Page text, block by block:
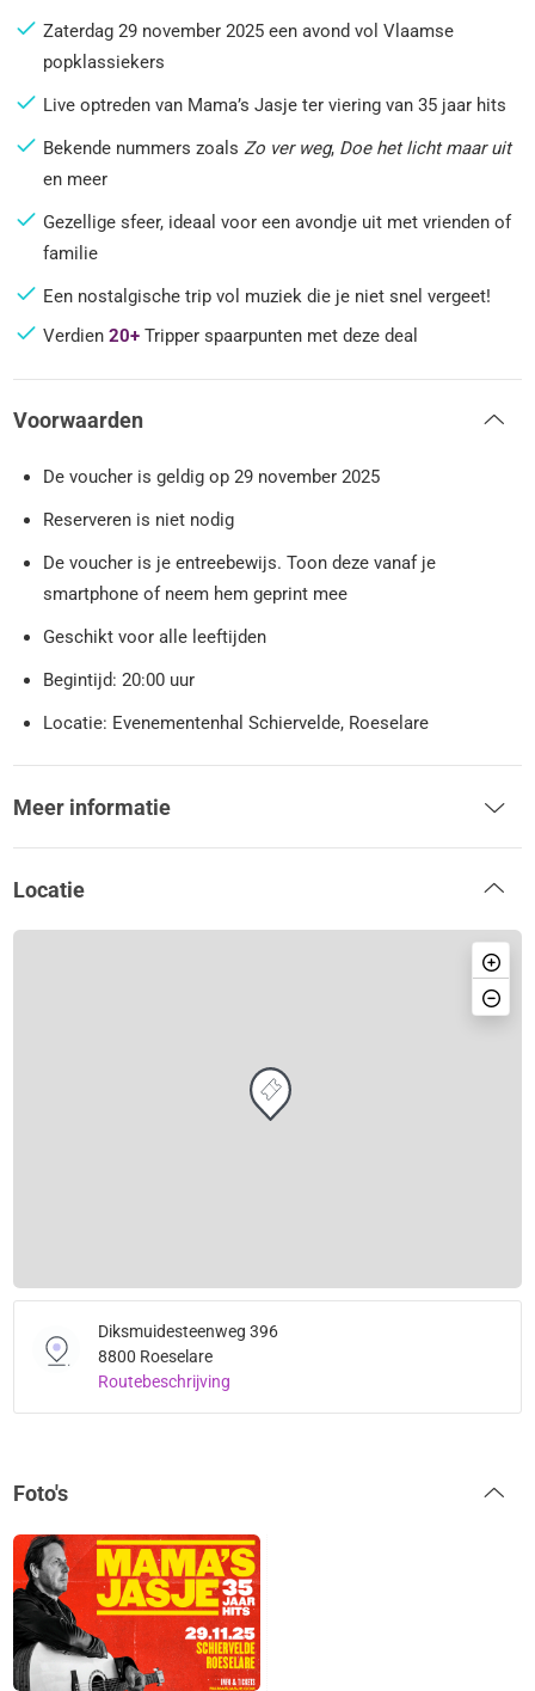
Zaterdag 29 november 2025 een avond vol Vlaamse
popklassiekers
Live optreden van Mama’s Jasje ter viering van 35 jaar hits
Bekende nummers zoalsZo ver weg, Doe het licht maar uit
en meer
Gezellige sfeer, ideaal voor een avondje uit met vrienden of
familie
Een nostalgische trip vol muziek die je niet snel vergeet!
Verdien20+ Tripper spaarpunten met deze deal
Voorwaarden
De voucher is geldig op 29 november 2025
Reserveren is niet nodig
De voucher is je entreebewijs. Toon deze vanaf je
smartphone of neem hem geprint mee
Geschikt voor alle leeftijden
Begintijd: 20:00 uur
Locatie: Evenementenhal Schiervelde, Roeselare
Meer informatie
Locatie
Diksmuidesteenweg 396
8800 Roeselare
Routebeschrijving
Foto's